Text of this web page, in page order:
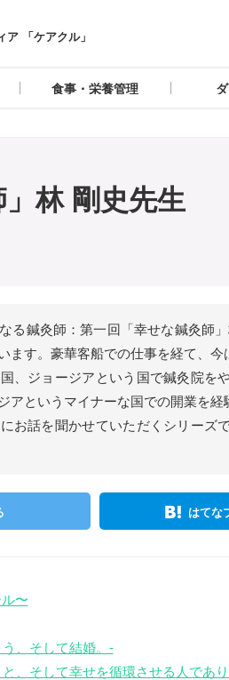
「ケアクル」
食事・栄養管理
」林 剛史先生
る鍼灸師：第一回「幸せな鍼灸師
ます。豪華客船での仕事を経て、
、ジョージアという国で鍼灸院を
アというマイナーな国での開業を経
お話を聞かせていただくシリーズ
はてな
〜
、そして結婚。-
、そして幸せを循環させる人であ